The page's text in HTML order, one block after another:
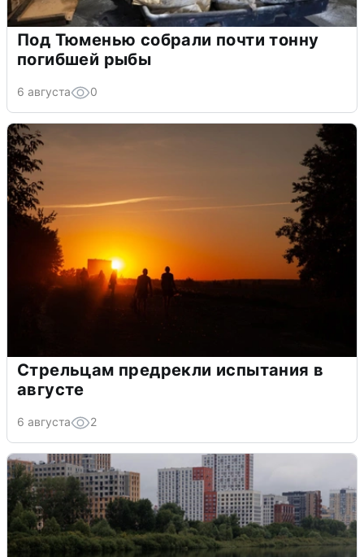
Под Тюменью собрали почти тонну
погибшей рыбы
6 августа 0
Стрельцам предрекли испытания в
августе
6 августа 2